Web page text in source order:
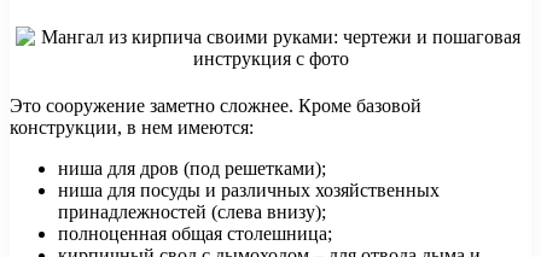
Это сооружение заметно сложнее. Кроме базовой
конструкции, в нем имеются:
ниша для дров (под решетками);
ниша для посуды и различных хозяйственных
принадлежностей (слева внизу);
полноценная общая столешница;